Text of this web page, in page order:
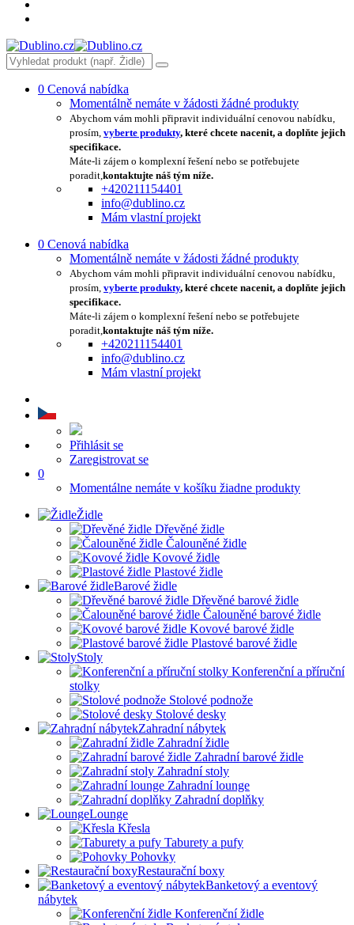
0 Cenová nabídka
Momentálně nemáte v žádosti žádné produkty
Abychom vám mohli připravit individuální cenovou nabídku,
prosím, vyberte produkty, které chcete nacenit, a doplňte jejich
specifikace.
Máte-li zájem o komplexní řešení nebo se potřebujete
poradit,kontaktujte náš tým níže.
+420211154401
info@dublino.cz
Mám vlastní projekt
0 Cenová nabídka
Momentálně nemáte v žádosti žádné produkty
Abychom vám mohli připravit individuální cenovou nabídku,
prosím, vyberte produkty, které chcete nacenit, a doplňte jejich
specifikace.
Máte-li zájem o komplexní řešení nebo se potřebujete
poradit,kontaktujte náš tým níže.
+420211154401
info@dublino.cz
Mám vlastní projekt
Přihlásit se
Zaregistrovat se
0
Momentálne nemáte v košíku žiadne produkty
Židle
Dřevěné židle
Čalouněné židle
Kovové židle
Plastové židle
Barové židle
Dřevěné barové židle
Čalouněné barové židle
Kovové barové židle
Plastové barové židle
Stoly
Konferenční a příruční
stolky
Stolové podnože
Stolové desky
Zahradní nábytek
Zahradní židle
Zahradní barové židle
Zahradní stoly
Zahradní lounge
Zahradní doplňky
Lounge
Křesla
Taburety a pufy
Pohovky
Restaurační boxy
Banketový a eventový
nábytek
Konferenční židle